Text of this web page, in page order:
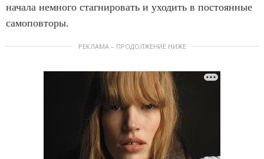
начала немного стагнировать и уходить в постоянные
самоповторы.
РЕКЛАМА – ПРОДОЛЖЕНИЕ НИЖЕ